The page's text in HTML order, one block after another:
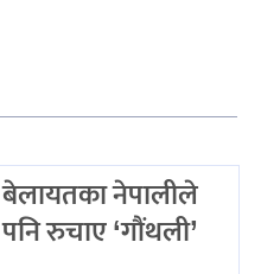
बेलायतका नेपालीले
पनि रुचाए ‘गौंथली’